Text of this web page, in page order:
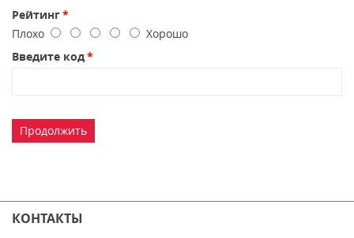
Рейтинг
Плохо
Хорошо
Введите код
Продолжить
КОНТАКТЫ